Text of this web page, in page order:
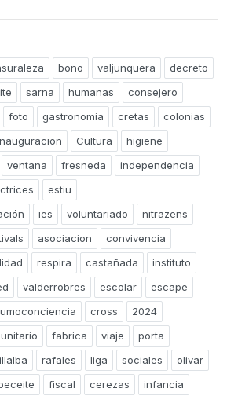
bono valjunquera
decreto
sarna humanas
consejero
foto gastronomia cretas
colonias
Cultura
higiene
ventana fresneda
independencia
estiu
ies voluntariado
nitrazens
asociacion
convivencia
respira castañada
instituto
valderrobres escolar
escape
cross
2024
fabrica viaje
porta
rafales liga sociales
olivar
fiscal cerezas
infancia